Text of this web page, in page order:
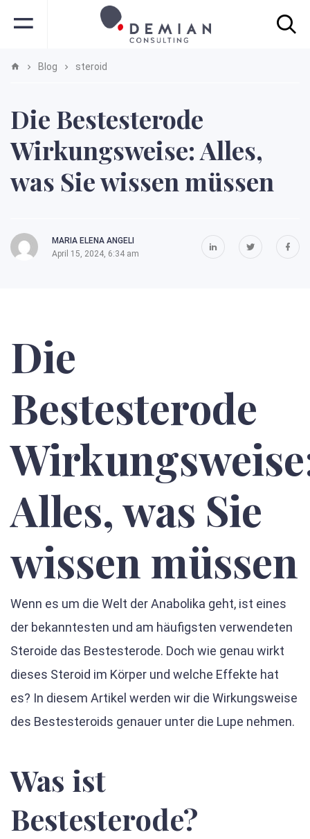
Blog steroid
Die Bestesterode
Wirkungsweise: Alles,
was Sie wissen müssen
MARIA ELENA ANGELI
April 15, 2024, 6:34 am
Die
Bestesterode
Alles, was Sie
wissen müssen
Wenn es um die Welt der Anabolika geht, ist eines
der bekanntesten und am häufigsten verwendeten
Steroide das Bestesterode. Doch wie genau wirkt
dieses Steroid im Körper und welche Effekte hat
es? In diesem Artikel werden wir die Wirkungsweise
des Bestesteroids genauer unter die Lupe nehmen.
Was ist
Bestesterode?